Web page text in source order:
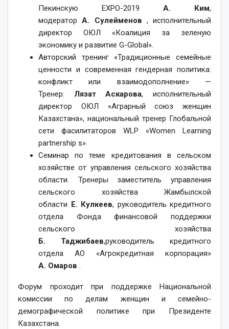
Пекинскую ЕХРО-2019 А. Ким,
модераторА. Сулейменов , исполнительный
директор ОЮЛ «Коалиция за зеленую
экономику и развитие G-Global».
Авторский тренинг «Традиционные семейные
ценности и современная гендерная политика:
конфликт или взаимодополнение» —
Тренер: ЛязатАскарова, исполнительный
директор ОЮЛ «Аграрный союз женщин
Казахстана», национальный тренер Глобальной
сети фасилитаторов WLP «Women Learning
partnership s»
Семинар по теме кредитования в сельском
хозяйстве от управления сельского хозяйства
области. Тренеры заместитель управления
сельского хозяйства Жамбылской
области Е. Кулкеев, руководитель кредитного
отдела Фонда финансовой поддержки
сельского хозяйства
Б.
Таджибаев,руководитель кредитного
отдела АО «Агрокредитная корпорация»
А. Омаров .
Форум проходит при поддержке Национальной
комиссии по делам женщин и семейно-
демографической политике при Президенте
Казахстана.